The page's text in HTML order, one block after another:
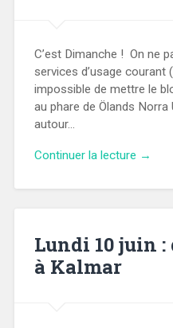
C’est Dimanche ! On ne
services d’usage
impossible de mettre le
au phare de Ölands
autour…
Continuer la lecture →
Lundi 10 juin :
à Kalmar